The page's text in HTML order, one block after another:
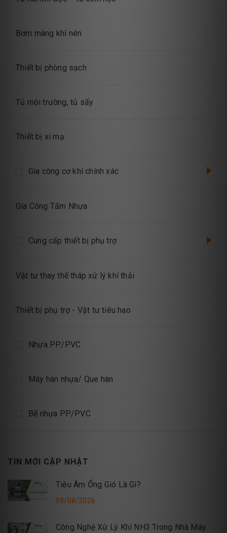
Bơm màng khí nén
Thiết bị phòng sạch
Tủ môi trường, tủ sấy
Thiết bị xi mạ
Gia công cơ khí chính xác
Gia Công Tấm Nhựa
Cung cấp thiết bị phụ trợ
Vật tư thay thế tháp xử lý khí thải
Thiết bị phụ trợ - Vật tư tiêu hao
Nhựa PP/PVC
Máy hàn nhựa/ Que hàn
Bể nhựa PP/PVC
TIN MỚI CẬP NHẬT
Tiêu Âm Ống Gió Là Gì?
09/08/2026
Công Nghệ Xử Lý Khí NH3 Trong Nhà Máy